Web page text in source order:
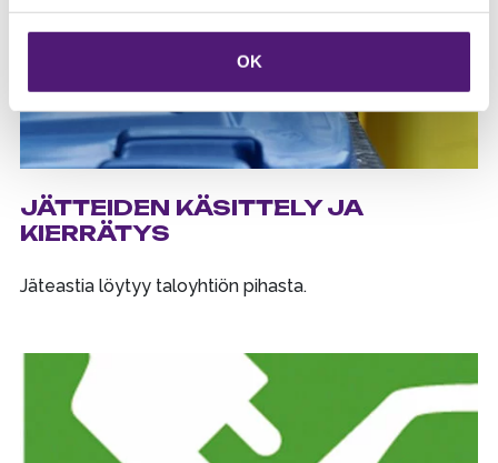
OK
JÄTTEIDEN KÄSITTELY JA
KIERRÄTYS
Jäteastia löytyy taloyhtiön pihasta.